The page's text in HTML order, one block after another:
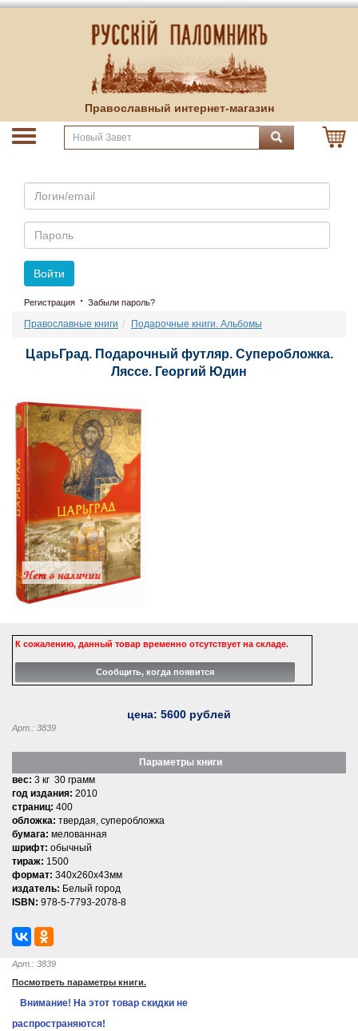
Православный интернет-магазин
Email
Пароль
Войти
Регистрация · Забыли пароль?
Православные книги Подарочные книги. Альбомы
ЦарьГрад. Подарочный футляр. Суперобложка.
Ляссе. Георгий Юдин
К сожалению, данный товар временно отсутствует на складе.
цена: 5600 рублей
Арт.: 3839
Параметры книги
вес: 3 кг 30 грамм
год издания: 2010
страниц: 400
обложка: твердая, суперобложка
бумага: мелованная
шрифт: обычный
тираж: 1500
формат: 340x260x43мм
издатель: Белый город
ISBN: 978-5-7793-2078-8
Арт.: 3839
Посмотреть параметры книги.
Внимание! На этот товар скидки не
распространяются!